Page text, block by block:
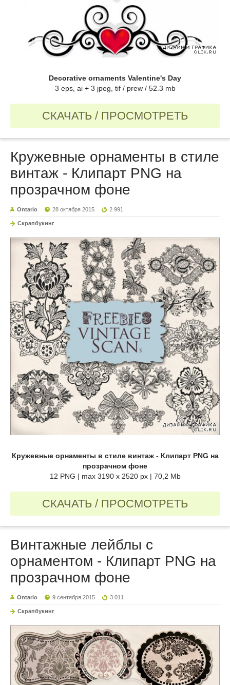
Decorative ornaments Valentine's Day
3 eps, ai + 3 jpeg, tif / prew / 52.3 mb
СКАЧАТЬ / ПРОСМОТРЕТЬ
Кружевные орнаменты в стиле
винтаж - Клипарт PNG на
прозрачном фоне
Ontario 28 октября 2015 2 991
Скрапбукинг
Кружевные орнаменты в стиле винтаж - Клипарт PNG на
прозрачном фоне
12 PNG | max 3190 x 2520 px | 70,2 Mb
СКАЧАТЬ / ПРОСМОТРЕТЬ
Винтажные лейблы с
орнаментом - Клипарт PNG на
прозрачном фоне
Ontario 9 сентября 2015 3 011
Скрапбукинг